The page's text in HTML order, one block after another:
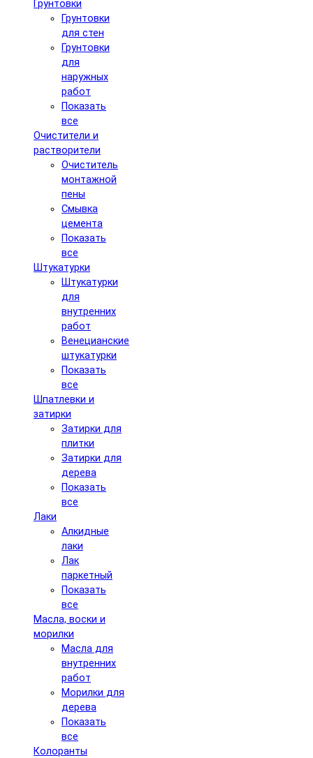
Грунтовки
Грунтовки
для стен
Грунтовки
для
наружных
работ
Показать
все
Очистители и
растворители
Очиститель
монтажной
пены
Смывка
цемента
Показать
все
Штукатурки
Штукатурки
для
внутренних
работ
Венецианские
штукатурки
Показать
все
Шпатлевки и
затирки
Затирки для
плитки
Затирки для
дерева
Показать
все
Лаки
Алкидные
лаки
Лак
паркетный
Показать
все
Масла, воски и
морилки
Масла для
внутренних
работ
Морилки для
дерева
Показать
все
Колоранты